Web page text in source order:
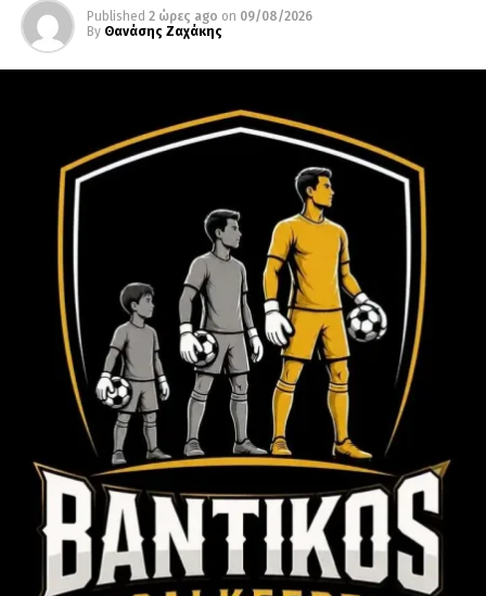
Published 2 ώρες ago on 09/08/2026
By Θανάσης Ζαχάκης